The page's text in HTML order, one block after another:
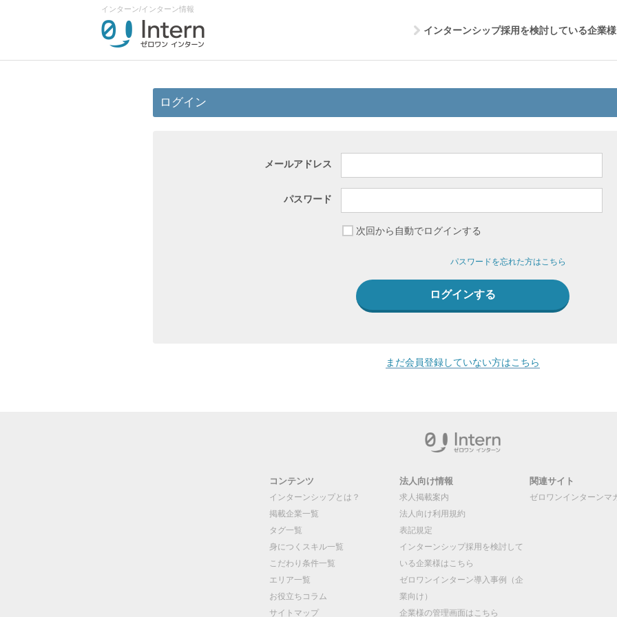
インターン/インターン情報
インターンシップ採用を検討している企業
ログイン
メールアドレス
パスワード
次回から自動でログインする
パスワードを忘れた方はこちら
まだ会員登録していない方はこちら
コンテンツ
インターンシップとは？
掲載企業一覧
タグ一覧
身につくスキル一覧
こだわり条件一覧
エリア一覧
お役立ちコラム
サイトマップ
法人向け情報
求人掲載案内
法人向け利用規約
表記規定
インターンシップ採用を検討して
いる企業様はこちら
ゼロワンインターン導入事例（企
業向け）
企業様の管理画面はこちら
関連サイト
ゼロワンインターンマ